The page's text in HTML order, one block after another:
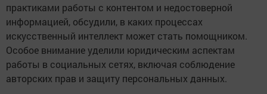
практиками работы с контентом и недостоверной
информацией, обсудили, в каких процессах
искусственный интеллект может стать помощником.
Особое внимание уделили юридическим аспектам
работы в социальных сетях, включая соблюдение
авторских прав и защиту персональных данных.